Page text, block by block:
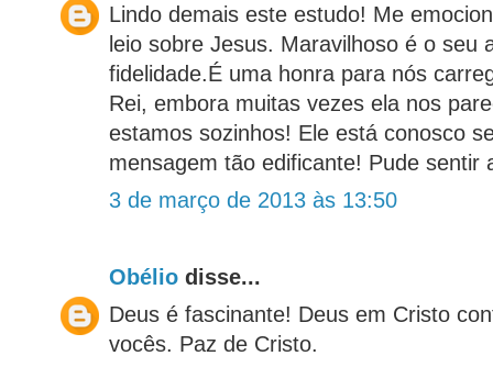
Lindo demais este estudo! Me
leio sobre Jesus. Maravilhoso é o seu
fidelidade.É uma honra para nós
Rei, embora muitas vezes ela nos
estamos sozinhos! Ele está conosco
mensagem tão edificante! Pude sentir
3 de março de 2013 às 13:50
Obélio disse...
Deus é fascinante! Deus em Cristo
vocês. Paz de Cristo.